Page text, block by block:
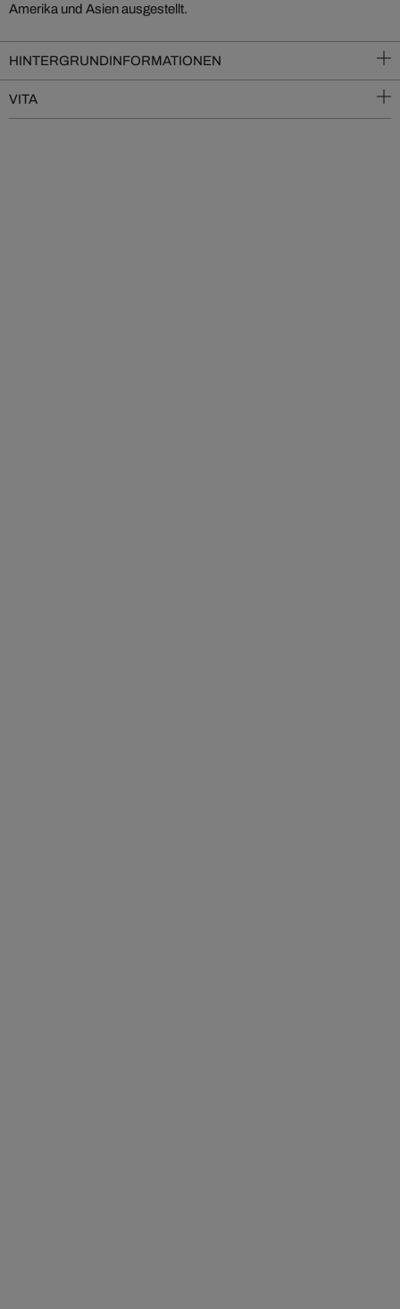
Amerika und Asien ausgestellt.
HINTERGRUNDINFORMATIONEN
VITA